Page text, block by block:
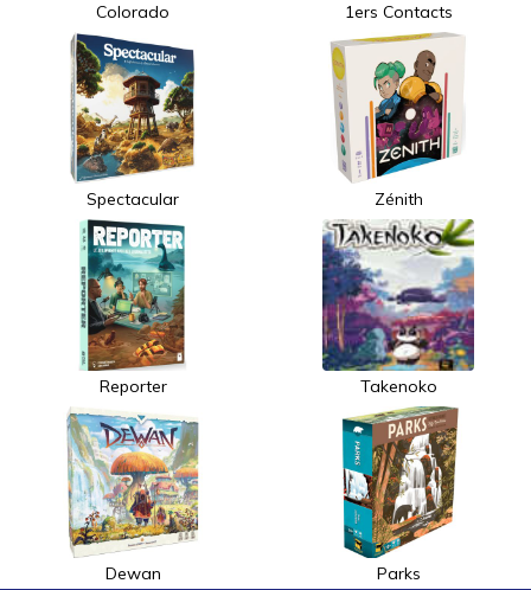
Colorado 1ers Contacts
Spectacular Zénith
Reporter Takenoko
Dewan Parks